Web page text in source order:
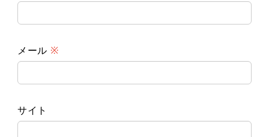
メール ※
サイト